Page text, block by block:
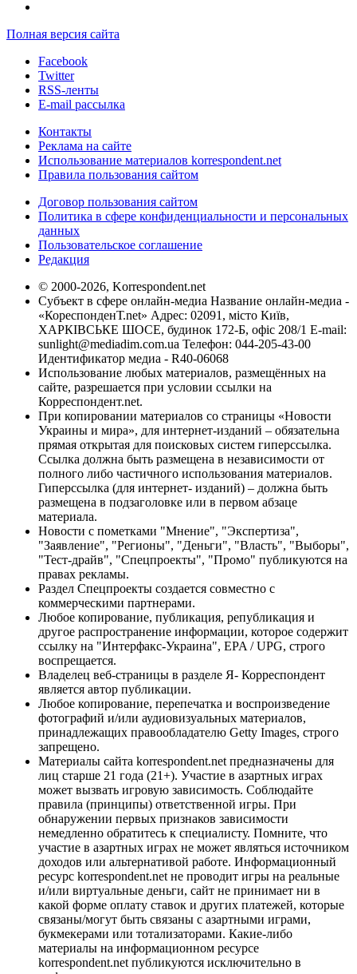
Полная версия сайта
Facebook
Twitter
RSS-ленты
E-mail рассылка
Контакты
Реклама на сайте
Использование материалов korrespondent.net
Правила пользования сайтом
Договор пользования сайтом
Политика в сфере конфиденциальности и персональных
данных
Пользовательское соглашение
Редакция
© 2000-2026, Korrespondent.net
Субъект в сфере онлайн-медиа Название онлайн-медиа -
«КореспонденТ.net» Адрес: 02091, місто Київ,
ХАРКІВСЬКЕ ШОСЕ, будинок 172-Б, офіс 208/1 E-mail:
sunlight@mediadim.com.ua Телефон: 044-205-43-00
Идентификатор медиа - R40-06068
Использование любых материалов, размещённых на
сайте, разрешается при условии ссылки на
Корреспондент.net.
При копировании материалов со страницы «Новости
Украины и мира», для интернет-изданий – обязательна
прямая открытая для поисковых систем гиперссылка.
Ссылка должна быть размещена в независимости от
полного либо частичного использования материалов.
Гиперссылка (для интернет- изданий) – должна быть
размещена в подзаголовке или в первом абзаце
материала.
Новости с пометками "Мнение", "Экспертиза",
"Заявление", "Регионы", "Деньги", "Власть", "Выборы",
"Тест-драйв", "Спецпроекты", "Промо" публикуются на
правах рекламы.
Раздел Спецпроекты создается совместно с
коммерческими партнерами.
Любое копирование, публикация, републикация и
другое распространение информации, которое содержит
ссылку на "Интерфакс-Украина", EPA / UPG, строго
воспрещается.
Владелец веб-страницы в разделе Я- Корреспондент
является автор публикации.
Любое копирование, перепечатка и воспроизведение
фотографий и/или аудиовизуальных материалов,
принадлежащих правообладателю Getty Images, строго
запрещено.
Материалы сайта korrespondent.net предназначены для
лиц старше 21 года (21+). Участие в азартных играх
может вызвать игровую зависимость. Соблюдайте
правила (принципы) ответственной игры. При
обнаружении первых признаков зависимости
немедленно обратитесь к специалисту. Помните, что
участие в азартных играх не может являться источником
доходов или альтернативой работе. Информационный
ресурс korrespondent.net не проводит игры на реальные
и/или виртуальные деньги, сайт не принимает ни в
какой форме оплату ставок и других платежей, которые
связаны/могут быть связаны с азартными играми,
букмекерами или тотализаторами. Какие-либо
материалы на информационном ресурсе
korrespondent.net публикуются исключительно в